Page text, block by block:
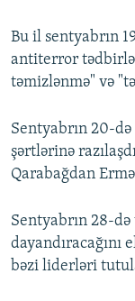
Bu il sentyabrın
antiterror
təmizlənmə" və
Sentyabrın 20-də
şərtlərinə
Qarabağdan
Sentyabrın 28-
dayandıracağını
bəzi liderləri